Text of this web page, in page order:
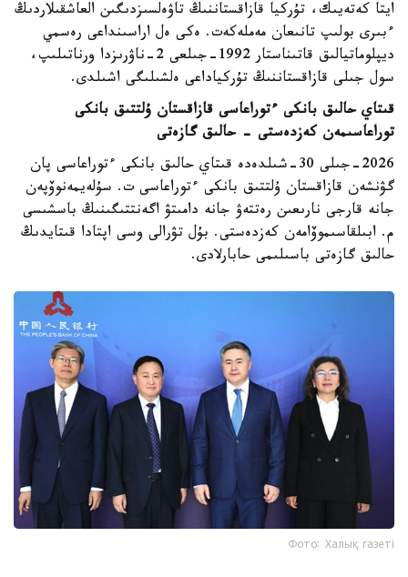
ايتا كەتەيىك، تۇركيا قازاقستاننىڭ تاۋەلسىزدىگىن العاشقىلاردىڭ
ءبىرى بولىپ تانىعان مەملەكەت. ەكى ەل اراسىنداعى رەسمي
ديپلوماتيالىق قاتىناستار 1992-جىلعى 2-ناۋرىزدا ورناتىلىپ،
سول جىلى قازاقستاننىڭ تۇركياداعى ەلشىلىگى اشىلدى.
قىتاي حالىق بانكى ءتوراعاسى قازاقستان ۇلتتىق بانكى
توراعاسىمەن كەزدەستى - حالىق گازەتى
2026-جىلى 30-شىلدەدە قىتاي حالىق بانكى ءتوراعاسى پان
گۋنشەن قازاقستان ۇلتتىق بانكى ءتوراعاسى ت. سۇلەيمەنوۆپەن
جانە قارجى نارىعىن رەتتەۋ جانە دامىتۋ اگەنتتىگىنىڭ باسشىسى
م. ابىلقاسىموۆامەن كەزدەستى. بۇل تۋرالى وسى اپتادا قىتايدىڭ
حالىق گازەتى باسىلىمى حابارلادى.
Фото: Халық газеті